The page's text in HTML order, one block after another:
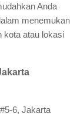
Anda
menemukan
kota atau lokasi
6, Jakarta